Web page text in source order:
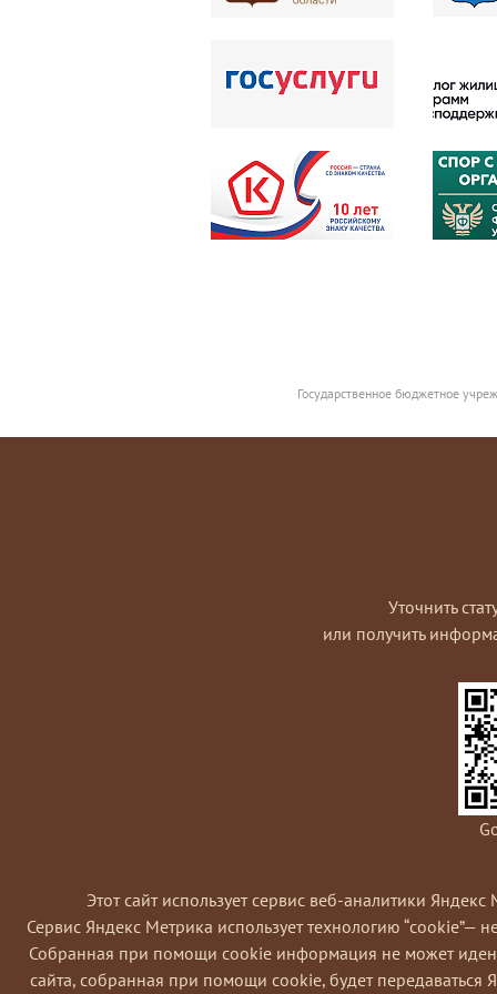
Государственное бюджетное
Уточнить
или получить
Этот сайт использует сервис веб-аналитики
Сервис Яндекс Метрика использует технологию “cookie”—
Coбранная при помощи cookie информация не может
сайта, собранная при помощи cookie, будет передаваться